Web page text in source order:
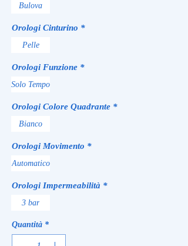
Bulova
Orologi Cinturino *
Pelle
Orologi Funzione *
Solo Tempo
Orologi Colore Quadrante *
Bianco
Orologi Movimento *
Automatico
Orologi Impermeabilità *
3 bar
Quantità *